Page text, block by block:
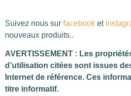
Suivez nous sur facebook et
nouveaux produits..
AVERTISSEMENT : Les
d’utilisation citées sont issues
Internet de référence. Ces
titre informatif.